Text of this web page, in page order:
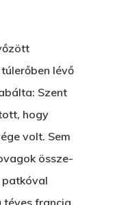
lévő
Szent
hogy
volt. Sem
össze-
patkóval
téves francia